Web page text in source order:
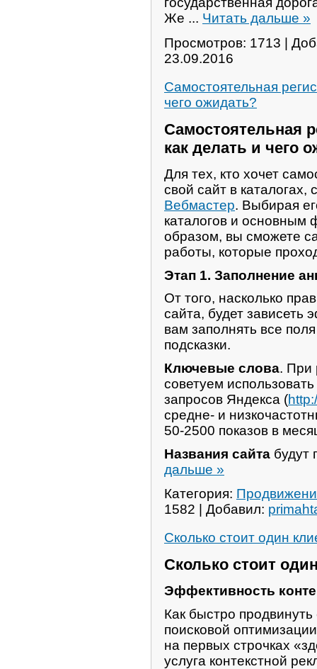
Же ... Читать дальше »
Просмотров: 1713 |
23.09.2016
Самостоятельная
чего ожидать?
Самостоятельная
как делать и чего
Для тех, кто хочет
свой сайт в
Вебмастер. Выбирая
каталогов и основным
образом, вы сможете
работы, которые
Этап 1. Заполнение
От того, насколько
сайта, будет зависеть
вам заполнять все
подсказки.
Ключевые слова. При
советуем
запросов Яндекса (
средне- и
50-2500 показов в
Названия сайта будут
дальше »
Категория:
1582 | Добавил:
Сколько стоит один
Сколько стоит
Эффективность
Как быстро
поисковой
на первых строчках
услуга контекстной